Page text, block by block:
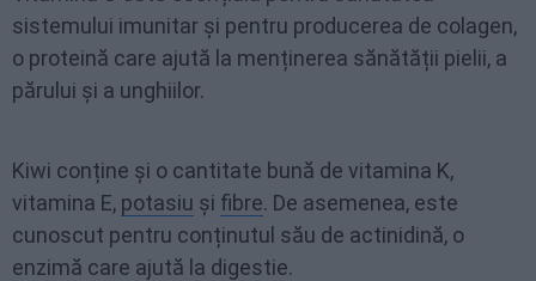
sistemului imunitar și pentru producerea de colagen,
o proteină care ajută la menținerea sănătății pielii, a
părului și a unghiilor.
Kiwi conține și o cantitate bună de vitamina K,
vitamina E, potasiu și fibre. De asemenea, este
cunoscut pentru conținutul său de actinidină, o
enzimă care ajută la digestie.